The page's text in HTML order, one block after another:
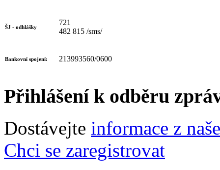
ŠJ - odhlášky
721
482 815 /sms/
Bankovní spojení: 213993560/0600
Přihlášení k odběru
Dostávejte informace z
Chci se zaregistrovat